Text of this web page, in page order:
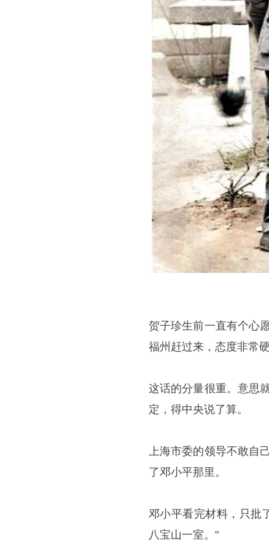
贺子珍生前一直有个心
福州赶过来，态度非常
这话的分量很重。意思
定，得中央说了算。
上海市委的领导不敢自
了邓小平那里。
邓小平看完材料，只批
八宝山一室。"